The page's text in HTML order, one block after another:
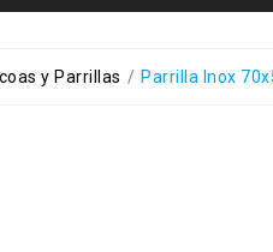
y Parrillas Parrilla Inox